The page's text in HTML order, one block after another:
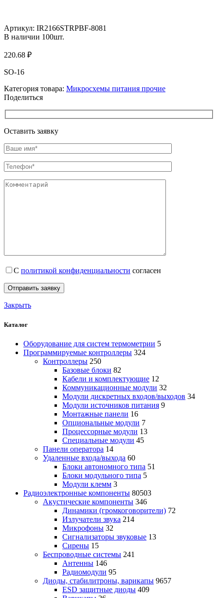
Артикул: IR2166STRPBF-8081
В наличии 100шт.
220.68 ₽
SO-16
Категория товара: Микросхемы питания прочие
Поделиться
Оставить заявку
С политикой конфиденциальности согласен
Закрыть
Каталог
Оборудование для систем термометрии 5
Программируемые контроллеры 324
Контроллеры 250
Базовые блоки 82
Кабели и комплектующие 12
Коммуникационные модули 32
Модули дискретных входов/выходов 34
Модули источников питания 9
Монтажные панели 16
Опциональные модули 7
Процессорные модули 13
Специальные модули 45
Панели оператора 14
Удаленные входа/выхода 60
Блоки автономного типа 51
Блоки модульного типа 5
Модули клемм 3
Радиоэлектронные компоненты 80503
Акустические компоненты 346
Динамики (громкоговорители) 72
Излучатели звука 214
Микрофоны 32
Сигнализаторы звуковые 13
Сирены 15
Беспроводные системы 241
Антенны 146
Радиомодули 95
Диоды, стабилитроны, варикапы 9657
ESD защитные диоды 409